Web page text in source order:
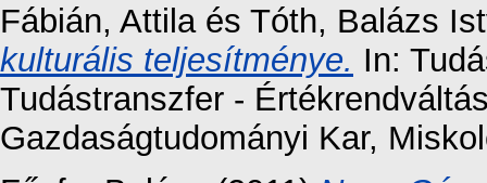
Fábián, Attilaés Tóth, Balázs
kulturális teljesítménye. In:
Tudástranszfer -
Gazdaságtudományi Kar,